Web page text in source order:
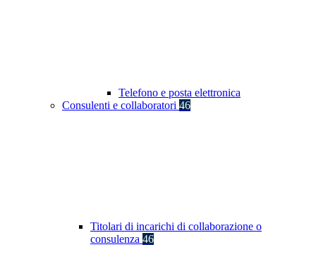
Telefono e posta elettronica
Consulenti e collaboratori 46
Titolari di incarichi di collaborazione o
consulenza 46